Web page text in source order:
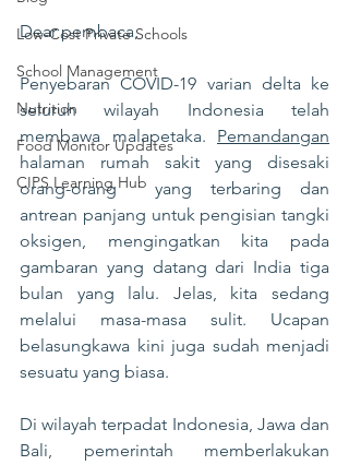
Low-Cost Private Schools
School Management
Nutrition
Food Monitor Updates
CIPS Learning Hub
Dear pembaca,
Penyebaran COVID-19 varian delta ke
seluruh wilayah Indonesia telah
membawa malapetaka. Pemandangan
halaman rumah sakit yang disesaki
orang-orang  yang terbaring dan
antrean panjang untuk pengisian tangki
oksigen, mengingatkan kita pada
gambaran yang datang dari India tiga
bulan yang lalu. Jelas, kita sedang
melalui masa-masa sulit. Ucapan
belasungkawa kini juga sudah menjadi
sesuatu yang biasa.
Di wilayah terpadat Indonesia, Jawa dan
Bali, pemerintah memberlakukan